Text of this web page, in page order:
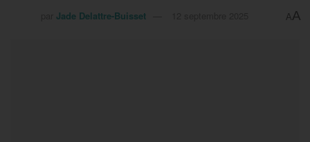
Jade Delattre-Buisset AA